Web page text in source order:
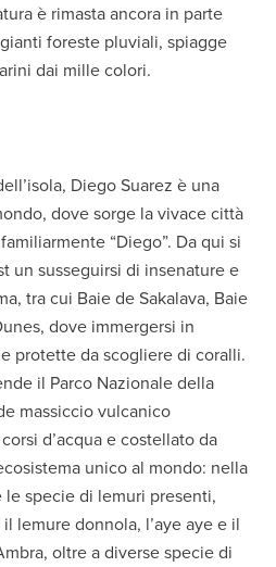
è rimasta ancora in parte
foreste pluviali, spiagge
dai mille colori.
Diego Suarez è una
dove sorge la vivace città
“Diego”. Da qui si
un susseguirsi di insenature e
tra cui Baie de Sakalava, Baie
dove immergersi in
protette da scogliere di coralli.
il Parco Nazionale della
massiccio vulcanico
d’acqua e costellato da
unico al mondo: nella
specie di lemuri presenti,
lemure donnola, l’aye aye e il
oltre a diverse specie di